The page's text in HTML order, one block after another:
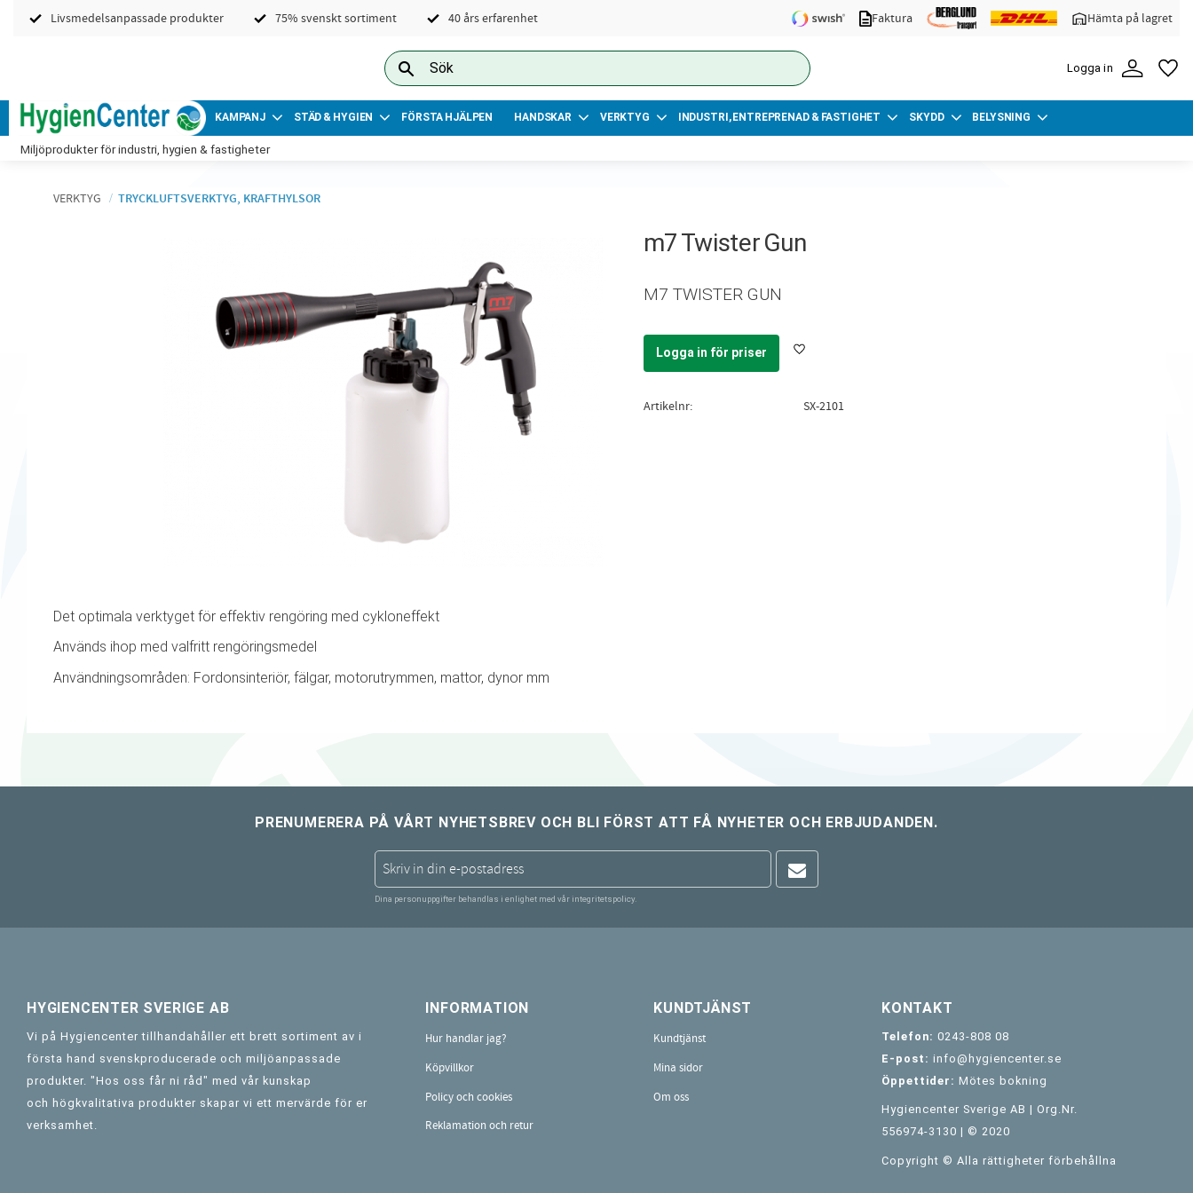
Livsmedelsanpassade produkter 75% svenskt sortiment 40 års erfarenhet Faktura Hämta på lagret
Logga in
KAMPANJ STÄD & HYGIEN FÖRSTA HJÄLPEN HANDSKAR VERKTYG INDUSTRI, ENTREPRENAD & FASTIGHET SKYDD BELYSNING
Miljöprodukter för industri, hygien & fastigheter
VERKTYG TRYCKLUFTSVERKTYG, KRAFTHYLSOR
m7 Twister Gun
M7 TWISTER GUN
Logga in för priser Lägg till i favoriter
Artikelnr SX-2101
Det optimala verktyget för effektiv rengöring med cykloneffekt
Används ihop med valfritt rengöringsmedel
Användningsområden: Fordonsinteriör, fälgar, motorutrymmen, mattor, dynor mm
PRENUMERERA PÅ VÅRT NYHETSBREV OCH BLI FÖRST ATT FÅ NYHETER OCH ERBJUDANDEN.
Dina personuppgifter behandlas i enlighet med vår integritetspolicy.
HYGIENCENTER SVERIGE AB
Vi på Hygiencenter tillhandahåller ett brett sortiment av i
första hand svenskproducerade och miljöanpassade
produkter. "Hos oss får ni råd" med vår kunskap
och högkvalitativa produkter skapar vi ett mervärde för er
verksamhet.
INFORMATION
Hur handlar jag?
Köpvillkor
Policy och cookies
Reklamation och retur
KUNDTJÄNST
Kundtjänst
Mina sidor
Om oss
KONTAKT
Telefon: 0243-808 08
E-post: info@hygiencenter.se
Öppettider: Mötes bokning
Hygiencenter Sverige AB | Org.Nr.
556974-3130 | © 2020
Copyright © Alla rättigheter förbehållna